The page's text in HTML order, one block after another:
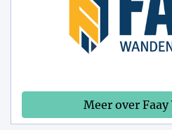
Meer over Faay